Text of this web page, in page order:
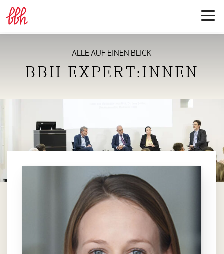
ALLE AUF EINEN BLICK
BBH EXPERT:INNEN